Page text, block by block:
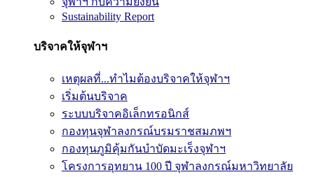
Sustainability Report
บริจาคให้จุฬาฯ
เหตุผลที่...ทำไมต้องบริจาคให้จุฬาฯ
เริ่มต้นบริจาค
ระบบบริจาคอิเล็กทรอนิกส์
กองทุนจุฬาลงกรณ์บรมราชสมภพฯ
กองทุนภูมิคุ้มกันบำบัดมะเร็งจุฬาฯ
โครงการอุทยาน 100 ปี จุฬาลงกรณ์มหาวิทยาลัย